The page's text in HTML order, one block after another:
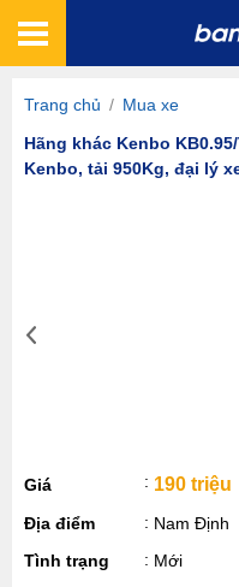
Trang chủ / Mua xe
Hãng khác Kenbo
Kenbo, tải 950Kg, đại lý
Giá 190 triệu
Địa điểm
Nam Định
Tình trạng
Mới